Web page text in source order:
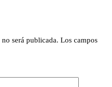
será publicada. Los campos